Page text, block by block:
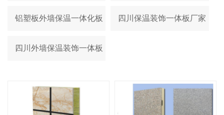
铝塑板外墙保温一体化板 四川保温装饰一体板厂家
四川外墙保温装饰一体板